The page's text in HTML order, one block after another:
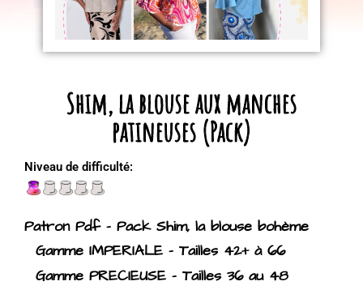
Shim, la blouse aux manches
patineuses (Pack)
Niveau de difficulté:
Patron Pdf – Pack Shim, la blouse bohème
Gamme IMPERIALE – Tailles 42+ à 66
Gamme PRECIEUSE – Tailles 36 au 48